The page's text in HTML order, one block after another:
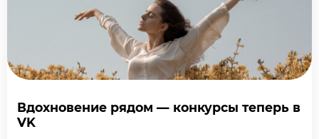
Вдохновение рядом — конкурсы теперь в
VK